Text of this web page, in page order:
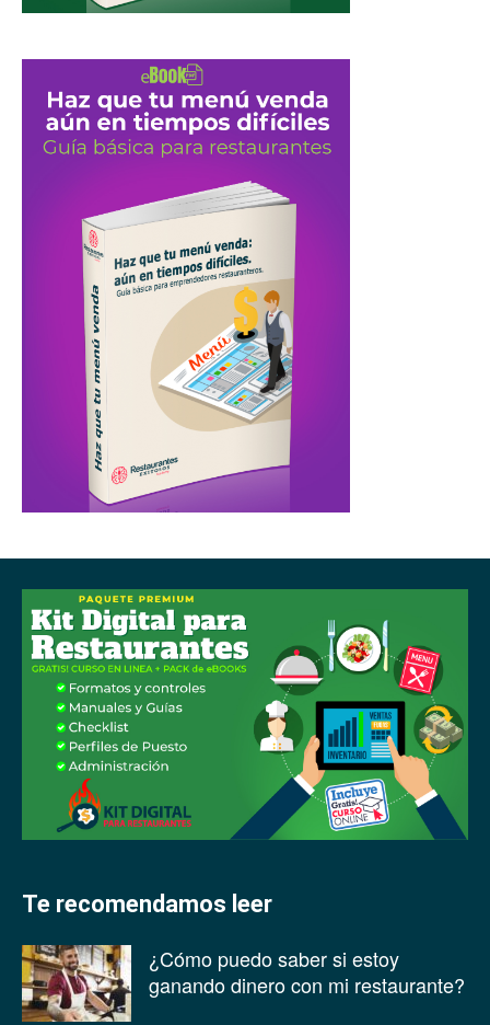
Te recomendamos leer
¿Cómo puedo saber si estoy
ganando dinero con mi restaurante?